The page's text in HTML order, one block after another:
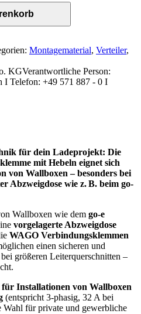
Montagematerial, Verteiler,
KGVerantwortliche Person:
I Telefon: +49 571 887 - 0 I
für dein Ladeprojekt: Die
mit Hebeln eignet sich
von Wallboxen – besonders bei
Abzweigdose wie z. B. beim go-
Wallboxen wie dem go-e
vorgelagerte Abzweigdose
WAGO Verbindungsklemmen
einen sicheren und
größeren Leiterquerschnitten –
für Installationen von Wallboxen
(entspricht 3-phasig, 32 A bei
für private und gewerbliche